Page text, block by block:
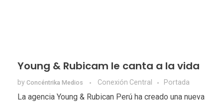
Young & Rubicam le canta a la vida
by Concéntrika Medios Conexión Central Portada
La agencia Young & Rubican Perú ha creado una nueva